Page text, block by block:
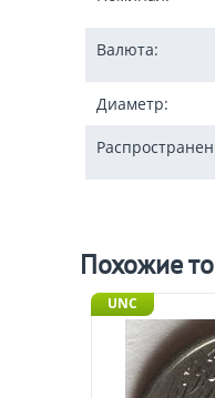
Валюта:
Диаметр:
Похожие
UNC